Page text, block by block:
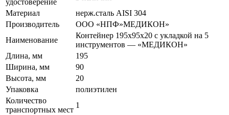
удостоверение
Материал
нерж.сталь AISI 304
Производитель
ООО «НПФ»МЕДИКОН»
Наименование
Контейнер 195х95х20 с укладкой на 5
инструментов — «МЕДИКОН»
Длина, мм
195
Ширина, мм
90
Высота, мм
20
Упаковка
полиэтилен
Количество
транспортных мест
1